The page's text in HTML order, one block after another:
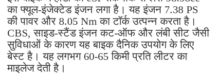
का फ्यूल-इंजेक्टेड इंजन लगा है। यह इंजन 7.38 PS
की पावर और 8.05 Nm का टॉर्क उत्पन्न करता है।
CBS, साइड-स्टैंड इंजन कट-ऑफ और लंबी सीट जैसी
सुविधाओं के कारण यह बाइक दैनिक उपयोग के लिए
बेस्ट है। यह लगभग 60-65 किमी प्रति लीटर का
माइलेज देती है।